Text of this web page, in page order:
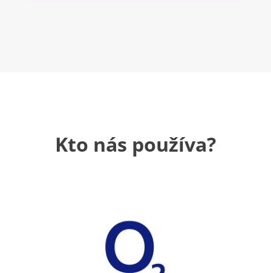
Kto nás používa?